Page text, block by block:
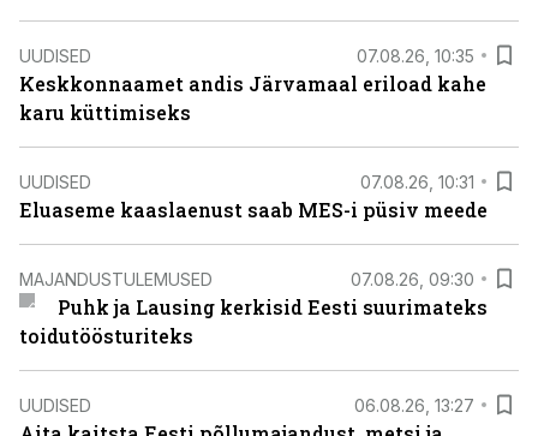
UUDISED 07.08.26, 10:35
Keskkonnaamet andis Järvamaal eriload kahe
karu küttimiseks
UUDISED 07.08.26, 10:31
Eluaseme kaaslaenust saab MES-i püsiv meede
MAJANDUSTULEMUSED 07.08.26, 09:30
Puhk ja Lausing kerkisid Eesti suurimateks
toidutöösturiteks
UUDISED 06.08.26, 13:27